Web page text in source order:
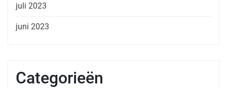
juli 2023
juni 2023
Categorieën